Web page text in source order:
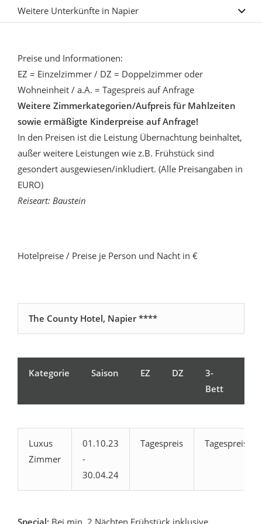
Weitere Unterkünfte in Napier
Preise und Informationen:
EZ = Einzelzimmer / DZ = Doppelzimmer oder
Wohneinheit / a.A. = Tagespreis auf Anfrage
Weitere Zimmerkategorien/Aufpreis für Mahlzeiten
sowie ermäßigte Kinderpreise auf Anfrage!
In den Preisen ist die Leistung Übernachtung beinhaltet,
außer weitere Leistungen wie z.B. Frühstück sind
gesondert ausgewiesen/inkludiert. (Alle Preisangaben in
EURO)
Reiseart: Baustein
Hotelpreise / Preise je Person und Nacht in €
The County Hotel, Napier ****
Kategorie Saison EZ DZ
3-
Bett
Luxus
Zimmer
01.10.23
-
30.04.24
Tagespreis Tagespreis
Special: Bei min. 2 Nächten Frühstück inklusive.